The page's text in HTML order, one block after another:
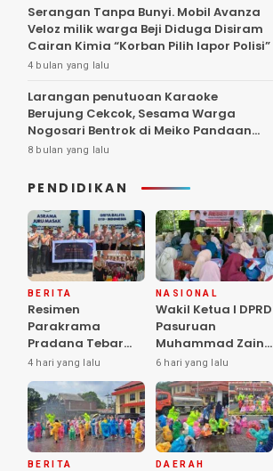
Serangan Tanpa Bunyi. Mobil Avanza
Veloz milik warga Beji Diduga Disiram
Cairan Kimia “Korban Pilih lapor Polisi”
4 bulan yang lalu
Larangan penutuoan Karaoke
Berujung Cekcok, Sesama Warga
Nogosari Bentrok di Meiko Pandaan
Hingga Larut Malam
8 bulan yang lalu
PENDIDIKAN
BERITA
Resimen
Parakrama
Pradana Tebar
Kepedulian di
Panti Asuhan
Griya Balita SYD,
Peluk Hangat
Balita Terlantar
“POLRI Hadir
Dengan Hati”
4 hari yang lalu
NASIONAL
Wakil Ketua I DPRD
Pasuruan
Muhammad Zaini
Soroti Krisis
Fasilitas Sekolah
di Tengah Efisiensi
Anggaran
6 hari yang lalu
BERITA DAERAH